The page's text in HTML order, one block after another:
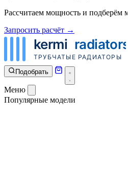
Рассчитаем мощность и подберём
Запросить расчёт →
Подобрать
Меню
Популярные модели